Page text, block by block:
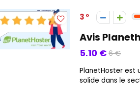
3
Avis
5.10 € 6 €
PlanetHoster est
solide dans le